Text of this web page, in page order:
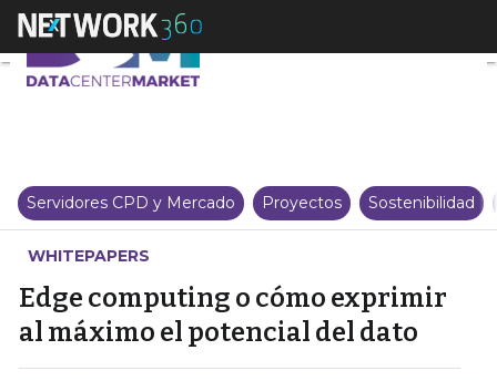
Edge computing o cómo
Servidores CPD y Mercado Proyectos Sostenibilidad
WHITEPAPERS
Edge computing o cómo exprimir
al máximo el potencial del dato